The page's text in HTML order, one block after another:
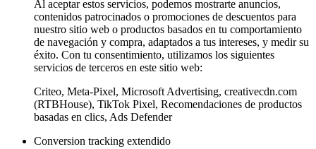
Al aceptar estos servicios, podemos mostrarte anuncios,
contenidos patrocinados o promociones de descuentos para
nuestro sitio web o productos basados en tu comportamiento
de navegación y compra, adaptados a tus intereses, y medir su
éxito. Con tu consentimiento, utilizamos los siguientes
servicios de terceros en este sitio web:
Criteo, Meta-Pixel, Microsoft Advertising, creativecdn.com
(RTBHouse), TikTok Pixel, Recomendaciones de productos
basadas en clics, Ads Defender
Conversion tracking extendido